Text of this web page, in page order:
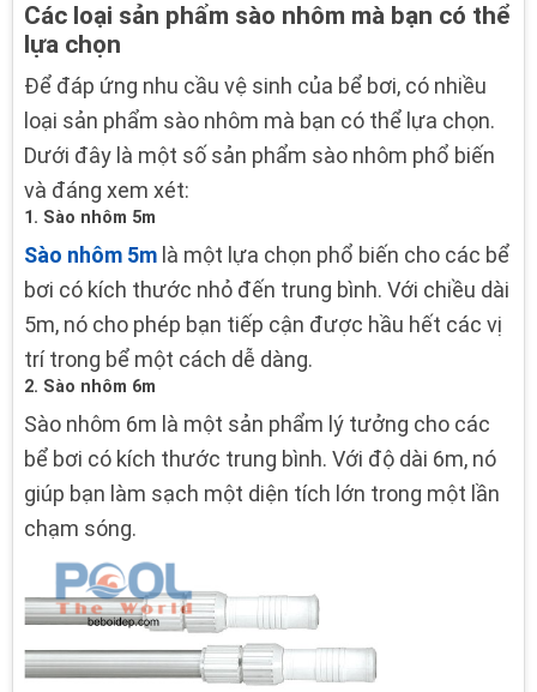
Các loại sản phẩm sào nhôm mà bạn có thể
lựa chọn
Để đáp ứng nhu cầu vệ sinh của bể bơi, có nhiều
loại sản phẩm sào nhôm mà bạn có thể lựa chọn.
Dưới đây là một số sản phẩm sào nhôm phổ biến
và đáng xem xét:
1. Sào nhôm 5m
Sào nhôm 5m là một lựa chọn phổ biến cho các bể
bơi có kích thước nhỏ đến trung bình. Với chiều dài
5m, nó cho phép bạn tiếp cận được hầu hết các vị
trí trong bể một cách dễ dàng.
2. Sào nhôm 6m
Sào nhôm 6m là một sản phẩm lý tưởng cho các
bể bơi có kích thước trung bình. Với độ dài 6m, nó
giúp bạn làm sạch một diện tích lớn trong một lần
chạm sóng.